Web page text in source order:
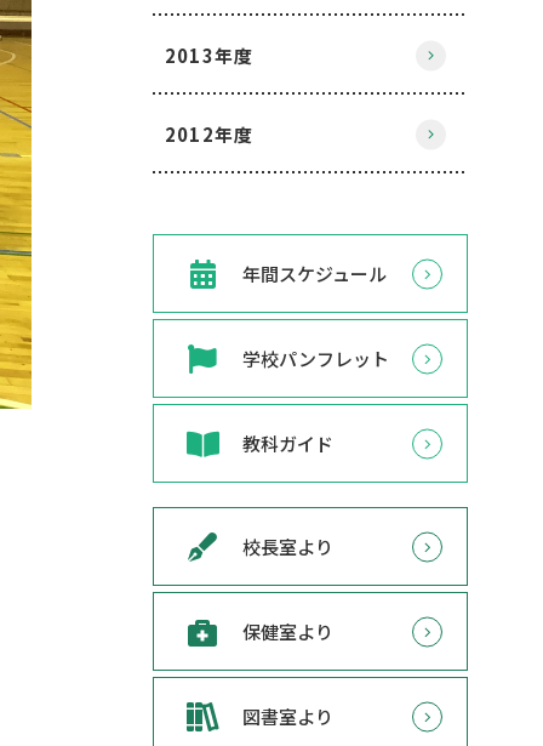
2013年度
2012年度
年間スケジュール
学校パンフレット
教科ガイド
校長室より
保健室より
図書室より